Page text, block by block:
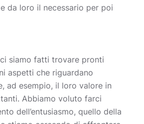
da loro il necessario per poi
siamo fatti trovare pronti
aspetti che riguardano
ad esempio, il loro valore in
Abbiamo voluto farci
dell’entusiasmo, quello della